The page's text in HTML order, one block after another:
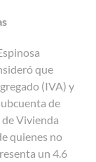
que
(IVA) y
de
Vivienda
quienes no
un 4.6